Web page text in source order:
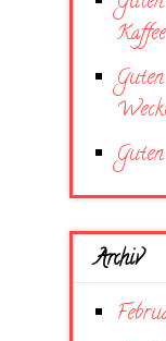
Kaffee
Archiv